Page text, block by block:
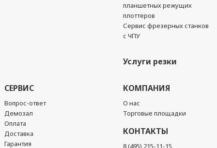
планшетных режущих
плоттеров
Сервис фрезерных станков
с ЧПУ
Услуги резки
СЕРВИС
Вопрос-ответ
Демозал
Оплата
Доставка
Гарантия
КОМПАНИЯ
О нас
Торговые площадки
КОНТАКТЫ
8 (495) 215-11-15